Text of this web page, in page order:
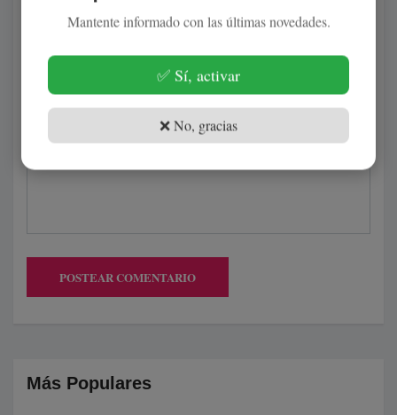
(Su email no será publicado)
POSTEAR COMENTARIO
Más Populares
Mantente informado con las últimas novedades.
✅ Sí, activar
❌ No, gracias